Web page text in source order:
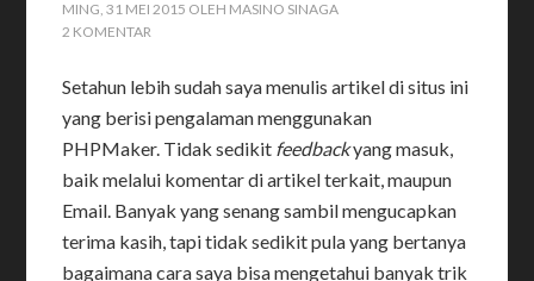
MING, 31 MEI 2015 OLEH MASINO SINAGA
2 KOMENTAR
Setahun lebih sudah saya menulis artikel di situs ini
yang berisi pengalaman menggunakan
PHPMaker. Tidak sedikit feedbackyang masuk,
baik melalui komentar di artikel terkait, maupun
Email. Banyak yang senang sambil mengucapkan
terima kasih, tapi tidak sedikit pula yang bertanya
bagaimana cara saya bisa mengetahui banyak trik